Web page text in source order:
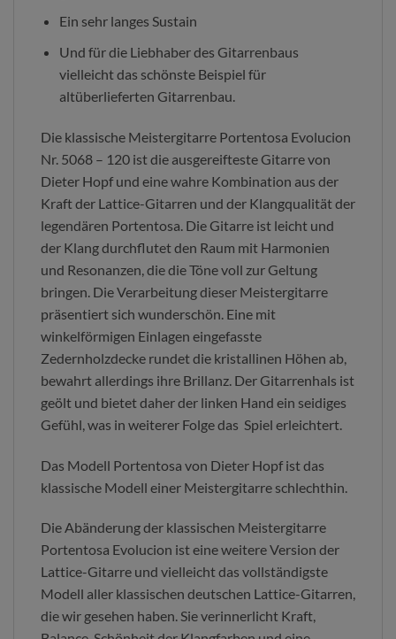
Ein sehr langes Sustain
Und für die Liebhaber des Gitarrenbaus
vielleicht das schönste Beispiel für
altüberlieferten Gitarrenbau.
Die klassische Meistergitarre Portentosa Evolucion
Nr. 5068 – 120 ist die ausgereifteste Gitarre von
Dieter Hopf und eine wahre Kombination aus der
Kraft der Lattice-Gitarren und der Klangqualität der
legendären Portentosa. Die Gitarre ist leicht und
der Klang durchflutet den Raum mit Harmonien
und Resonanzen, die die Töne voll zur Geltung
bringen. Die Verarbeitung dieser Meistergitarre
präsentiert sich wunderschön. Eine mit
winkelförmigen Einlagen eingefasste
Zedernholzdecke rundet die kristallinen Höhen ab,
bewahrt allerdings ihre Brillanz. Der Gitarrenhals ist
geölt und bietet daher der linken Hand ein seidiges
Gefühl, was in weiterer Folge das Spiel erleichtert.
Das Modell Portentosa von Dieter Hopf ist das
klassische Modell einer Meistergitarre schlechthin.
Die Abänderung der klassischen Meistergitarre
Portentosa Evolucion ist eine weitere Version der
Lattice-Gitarre und vielleicht das vollständigste
Modell aller klassischen deutschen Lattice-Gitarren,
die wir gesehen haben. Sie verinnerlicht Kraft,